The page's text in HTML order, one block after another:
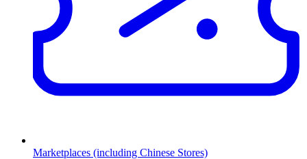
Marketplaces (including Chinese Stores)